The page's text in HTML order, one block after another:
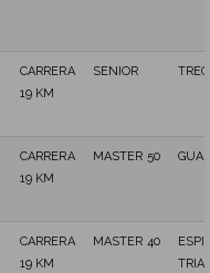
CARRERA
19 KM
SENIOR
CARRERA
19 KM
MASTER 50
CARRERA
19 KM
MASTER 40